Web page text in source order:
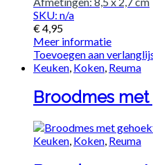
SKU: n/a
€4,95
Meer informatie
Toevoegen aan
Keuken Koken Reuma
Broodmes
Keuken, Koken, Reuma